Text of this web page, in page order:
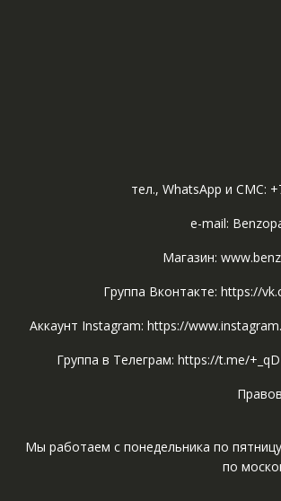
тел., WhatsApp и СМС:
e-mail:
Магазин:
Группа Вконтакте: https://
Аккаунт Instagram: https://
Группа в Телеграм: https://t.me/
Мы работаем с понедельника по
по